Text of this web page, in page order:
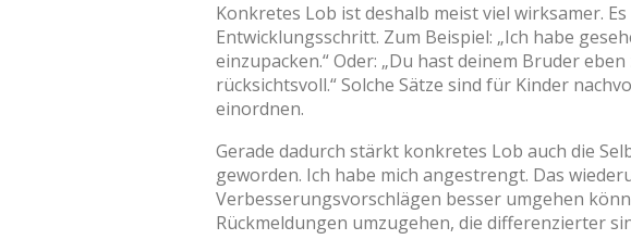
Konkretes Lob ist deshalb meist viel wirksamer.
Entwicklungsschritt. Zum Beispiel: „Ich habe
einzupacken.“ Oder: „Du hast deinem Bruder
rücksichtsvoll.“ Solche Sätze sind für Kinder
einordnen.
Gerade dadurch stärkt konkretes Lob auch die
geworden. Ich habe mich angestrengt. Das
Verbesserungsvorschlägen besser umgehen
Rückmeldungen umzugehen, die differenzierter